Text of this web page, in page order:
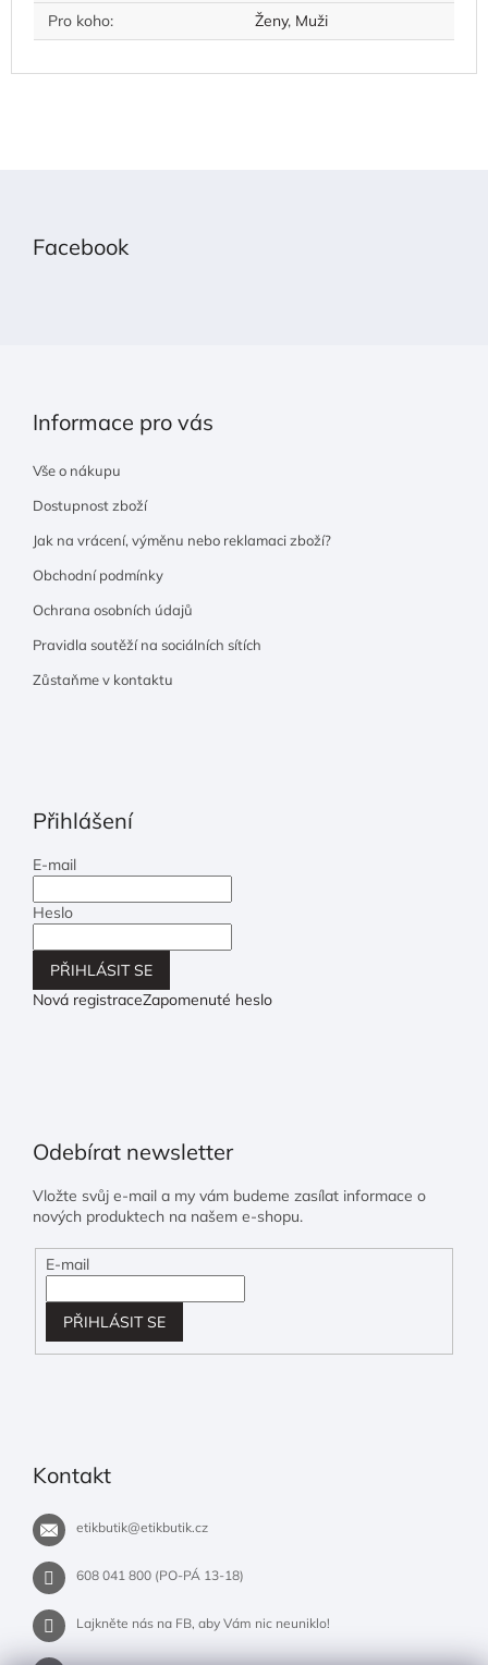
Pro koho: Ženy, Muži
Facebook
Informace pro vás
Vše o nákupu
Dostupnost zboží
Jak na vrácení, výměnu nebo reklamaci zboží?
Obchodní podmínky
Ochrana osobních údajů
Pravidla soutěží na sociálních sítích
Zůstaňme v kontaktu
Přihlášení
E-mail
Heslo
PŘIHLÁSIT SE
Nová registraceZapomenuté heslo
Odebírat newsletter
Vložte svůj e-mail a my vám budeme zasílat informace o
nových produktech na našem e-shopu.
E-mail
PŘIHLÁSIT SE
Kontakt
etikbutik@etikbutik.cz
608 041 800 (PO-PÁ 13-18)
Lajkněte nás na FB, aby Vám nic neuniklo!